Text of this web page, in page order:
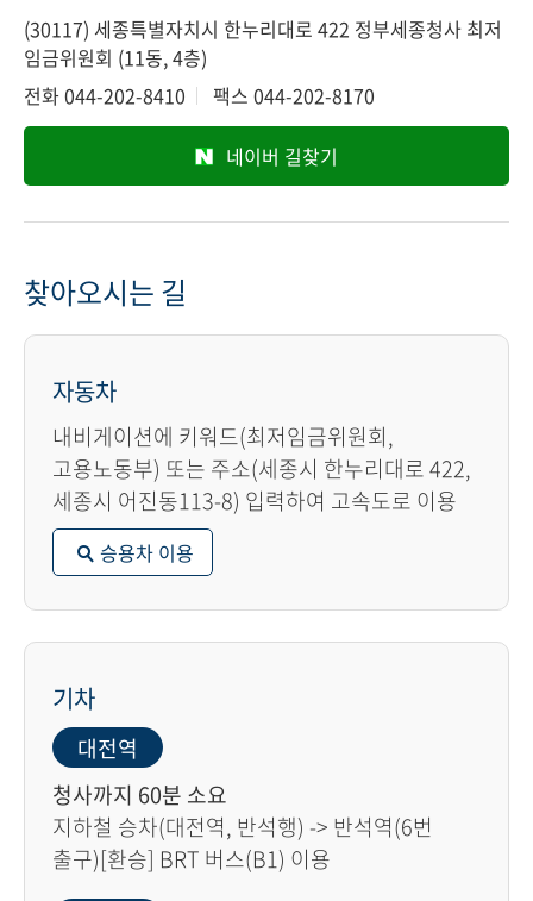
(30117) 세종특별자치시 한누리대로 422 정부세종청사 최저
임금위원회 (11동, 4층)
전화044-202-8410 팩스 044-202-8170
네이버 길찾기
찾아오시는 길
자동차
내비게이션에 키워드(최저임금위원회,
고용노동부) 또는 주소(세종시 한누리대로 422,
세종시 어진동113-8) 입력하여 고속도로 이용
승용차 이용
기차
대전역
청사까지 60분 소요
지하철 승차(대전역, 반석행) -> 반석역(6번
출구)[환승] BRT 버스(B1) 이용